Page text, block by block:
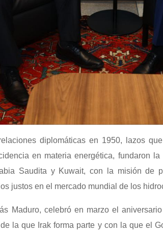
diplomáticas en 1950, lazos
en materia energética, fundaron
Saudita y Kuwait, con la misión de
justos en el mercado mundial de los
Maduro, celebró en marzo el
la que Irak forma parte y con la que el